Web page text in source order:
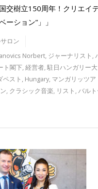
交樹立150周年！クリエイ
ーション”」」
ロン
Norbert, ジャーナリスト ,
ト閣下,経営者,駐日ハンガリー大
ペスト , Hungary, マンガリッツア
, クラシック音楽, リスト ,バルト